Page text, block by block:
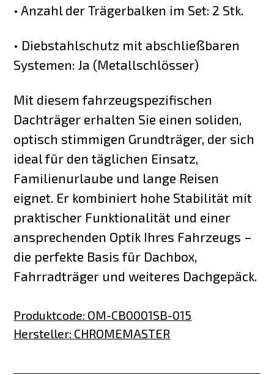
• Anzahl der Trägerbalken im Set: 2 Stk.
• Diebstahlschutz mit abschließbaren
Systemen: Ja (Metallschlösser)
Mit diesem fahrzeugspezifischen
Dachträger erhalten Sie einen soliden,
optisch stimmigen Grundträger, der sich
ideal für den täglichen Einsatz,
Familienurlaube und lange Reisen
eignet. Er kombiniert hohe Stabilität mit
praktischer Funktionalität und einer
ansprechenden Optik Ihres Fahrzeugs –
die perfekte Basis für Dachbox,
Fahrradträger und weiteres Dachgepäck.
Produktcode: OM-CB0001SB-015
Hersteller: CHROMEMASTER